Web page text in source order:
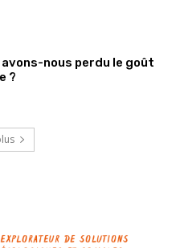
avons-nous perdu le goût
?